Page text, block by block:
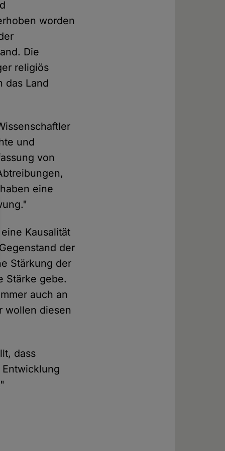
worden
Die
religiös
das Land
und
von
eine
Kausalität
der
Stärkung der
Stärke gebe.
auch an
wollen diesen
dass